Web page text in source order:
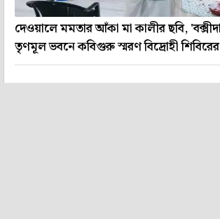
দেওয়ালে মমতার আঁকা মা কালীর ছবি,
তৃণমূল ভবনে কবিগুরু স্মরণ বিদ্রোহী শিবিরের